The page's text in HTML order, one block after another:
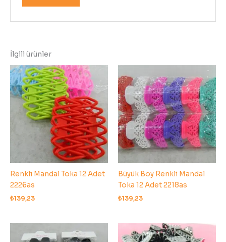
İlgili ürünler
Renkli Mandal Toka 12 Adet
2226as
₺139,23
Büyük Boy Renkli Mandal
Toka 12 Adet 2218as
₺139,23